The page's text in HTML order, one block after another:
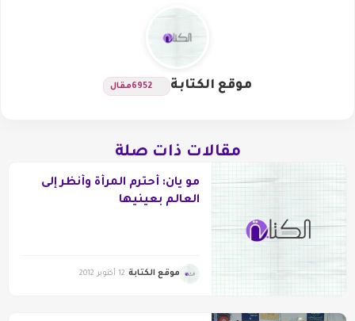
موقع الكتابة 6952مقال
مقالات ذات صلة
مو يان: أحترم المرأة وأنظر إلى
العالم بعينيها
موقع الكتابة 12 أكتوبر 2012